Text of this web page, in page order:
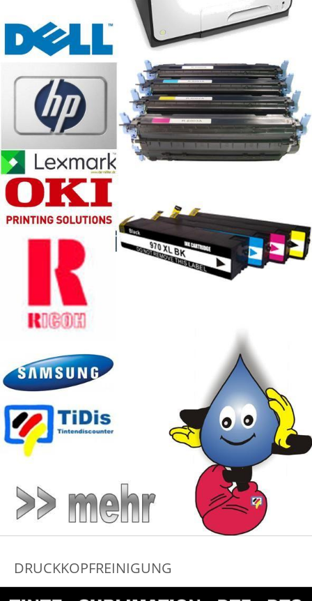
DRUCKKOPFREINIGUNG